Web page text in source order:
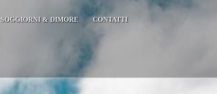
SOGGIORNI & DIMORE CONTATTI